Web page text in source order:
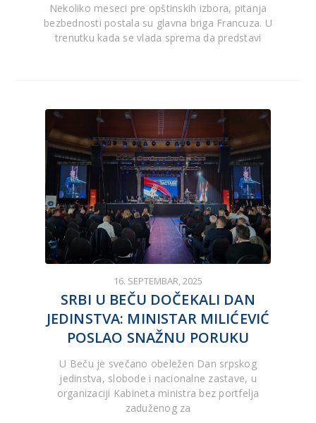
Nekoliko meseci pre opštinskih izbora, pitanja
bezbednosti postala su glavna briga Francuza. U
trenutku kada se vlada sprema da predstavi
16. SEPTEMBAR, 2025
SRBI U BEČU DOČEKALI DAN
JEDINSTVA: MINISTAR MILIĆEVIĆ
POSLAO SNAŽNU PORUKU
U Beču je svečano obeležen Dan srpskog
jedinstva, slobode i nacionalne zastave, u
organizaciji Kabineta ministra bez portfelja
zaduženog za